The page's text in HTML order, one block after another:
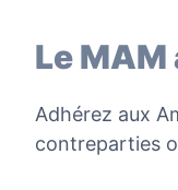
Le MAM
Adhérez aux
contreparties